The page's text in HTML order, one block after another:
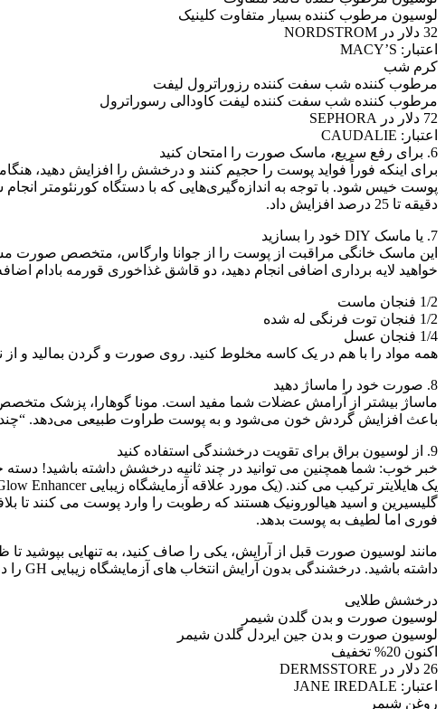
لوسیون مرطوب کننده بسیار متفاوت کلینیک
32 دلار در NORDSTROM
اعتبار: MACY’S
کرم شب
مرطوب کننده شب سفت کننده رزوراترول لیفت
مرطوب کننده شب سفت کننده لیفت کاودالی رسوراترول
72 دلار در SEPHORA
اعتبار: CAUDALIE
6. برای رفع سریع، ماسک صورت را امتحان کنید
برای اینکه فوراً فواید پوست را حجیم کنند و درخشش را افزایش
دقیقه تا 25 درصد افزایش داد.
7. یا ماسک DIY خود را بسازید
این ماسک خانگی مراقبت از پوست را از جوانا وارگاس، متخصص صورت
خواهید لایه برداری اضافی انجام دهید، دو قاشق غذاخوری قورمه بادام
1/2 فنجان ماست
1/2 فنجان توت فرنگی له شده
1/4 فنجان عسل
همه مواد را با هم در یک کاسه مخلوط کنید. روی صورت و گردن بمالید و از
8. صورت خود را ماساژ دهید
ماساژ بیشتر از آرامش عضلات شما مفید است. مونا گوهارا، پزشک
باعث افزایش گردش خون می‌شود و به پوست طراوت طبیعی می‌دهد. “چند ضربه
9. از لوسیون براق برای تقویت درخشندگی استفاده کنید
خبر خوب: شما همچنین می توانید در چند ثانیه درخشش داشته باشید!
گلیسیرین و اسید هیالورونیک هستند که رطوبت را وارد پوست می کنند
فوری اما لطیف به پوست بدهد.
مانند لوسیون صورت قبل از آرایش، یکی را صاف کنید، به تنهایی بپوشید
داشته باشید. درخشندگی بدون آرایش انتخاب های آزمایشگاه زیبایی GH را در زیر امتحان کنید.
درخشش طلایی
لوسیون صورت و بدن گلدن شیمر
لوسیون صورت و بدن جین ایردل گلدن شیمر
اکنون 20% تخفیف
26 دلار در DERMSSTORE
اعتبار: JANE IREDALE
روغن شیمر